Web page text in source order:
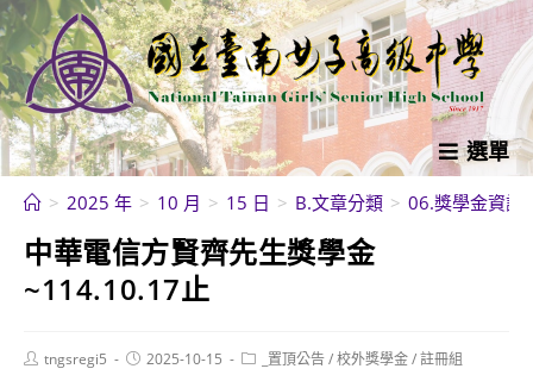
跳
轉
至
主
要
內
選單
> 2025 年 > 10 月 > 15 日 > B.文章分類 > 06.獎學金資訊
中華電信方賢齊先生獎學金
~114.10.17止
Posttngsregi5
Post2025-10-15
Post _置頂公告/校外獎學金/註冊組